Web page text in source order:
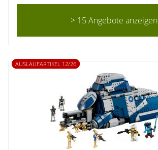
> 15 Angebote anzeigen
AUSLAUFARTIKEL 12/26